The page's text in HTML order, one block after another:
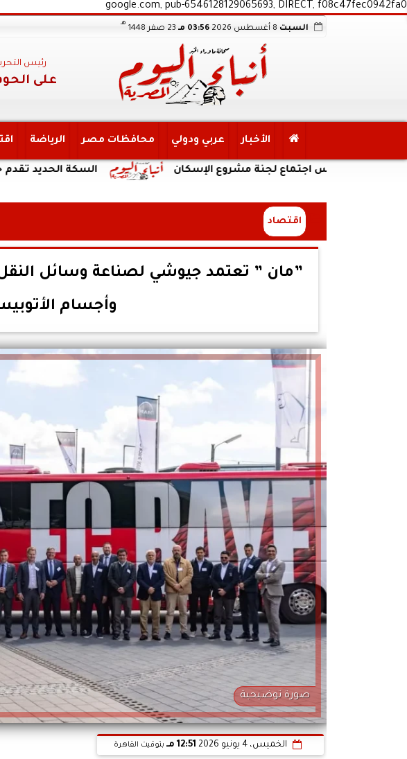
google.com, pub-6546128129065693, DIRECT, f08c47fec0942fa0
السبت 03:56 مـ 23 صفر 1448
هـ
رئيس
على
الأخبار عربي ودولي محافظات مصر الرياضة
السكة الحديد تقدم خدمة نقل يترأس اجتماع لجنة مشروع الإسكان
اقتصاد
”مان ” تعتمد جيوشي لصناعة وسائل
وأجسام
صورة توضيحية
الخميس، 4 يونيو 2026 12:51 مـ بتوقيت القاهرة